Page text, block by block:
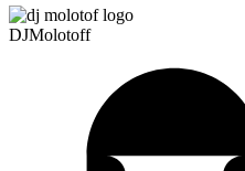
DJMolotoff